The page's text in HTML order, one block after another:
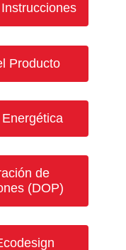
Producto
de
(DOP)